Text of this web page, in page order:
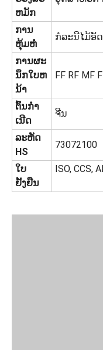
ຫມັກ
ການ
ຫຸ້ມຫໍ່
ກໍລະນີໄມ້ອັ
ການຜະ
ນຶກໃບຫ
ນ້າ
FF RF MF
ຕົ້ນກໍາ
ເນີດ
ຈີນ
ລະຫັດ
HS
73072100
ໃບ
ຢັ້ງຢືນ
ISO, CCS,